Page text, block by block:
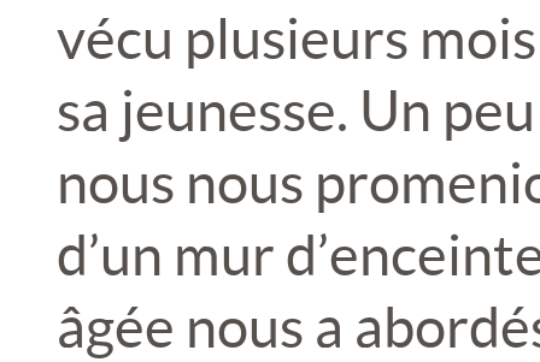
vécu plusieurs
sa jeunesse. Un
nous nous
d’un mur
âgée nous a